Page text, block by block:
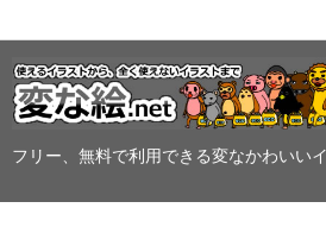
フリー、無料で利用できる変なかわいい